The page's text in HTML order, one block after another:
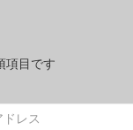
項目です